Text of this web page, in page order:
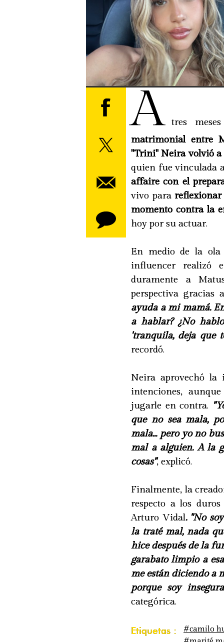
Atres
matrimonial entre
"Trini" Neira volvió a
quien fue vinculada
affaire con el
vivo parareflexionar
momento contra la
hoy por su actuar.
En medio de la
influencer realizó
duramente a
perspectiva gracias
ayuda a mi mamá.
a hablar? ¿No
'tranquila, deja que
recordó.
Neira aprovechó la
intenciones,
jugarle en contra.
que no sea mala,
mala... pero yo no
mal a alguien. A la
cosas", explicó.
Finalmente, la
respecto a los
Arturo Vidal. "No
la traté mal, nada
hice después de la
garabato limpio a
me están diciendo a
porque soy
categórica.
Etiquetas : #camilo